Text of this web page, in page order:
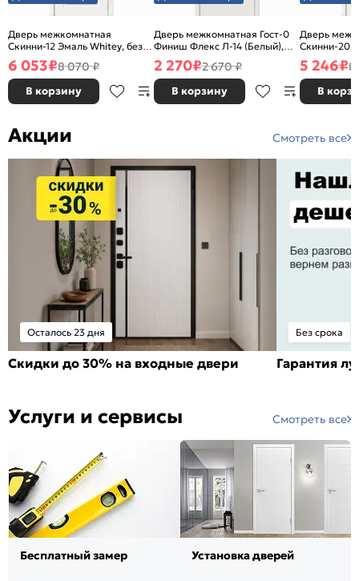
Дверь межкомнатная
Скинни-12 Эмаль Whitey, без
декора, глухая, без стекла,
без кромки, скиновая
6 053₽8 070 ₽
В корзину
Дверь межкомнатная Гост-0
Финиш Флекс Л-14 (Белый),
глухая, каркасно-щитовая
2 270₽2 670 ₽
В корзину
Дверь
Скинни-20
декора,
без кромки,
5 246₽8
В
Акции Смотреть все
Осталось 23 дня
Скидки до 30% на входные двери
Без срока
Гарантия
Услуги и сервисы Смотреть все
Бесплатный замер Установка дверей